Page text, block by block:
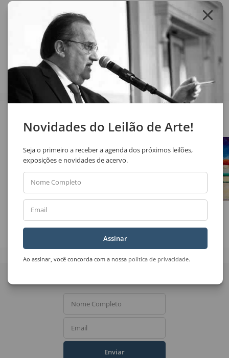
Exemplar n° 23/30
Compartilhar
Sem Título
Universo
Novidades do Leilão de Arte!
Seja o primeiro a receber a agenda dos próximos leilões,
exposições e novidades de acervo.
Nome Completo
Email
Assinar
Ao assinar, você concorda com a nossa política de privacidade.
Nome Completo
Email
Enviar